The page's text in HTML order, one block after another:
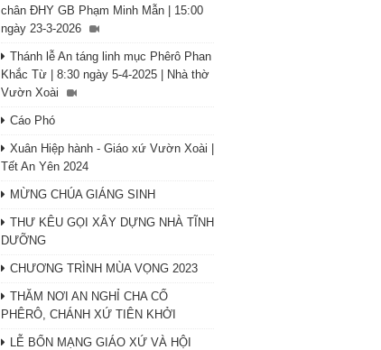
chân ĐHY GB Phạm Minh Mẫn | 15:00
ngày 23-3-2026
Thánh lễ An táng linh mục Phêrô Phan
Khắc Từ | 8:30 ngày 5-4-2025 | Nhà thờ
Vườn Xoài
Cáo Phó
Xuân Hiệp hành - Giáo xứ Vườn Xoài |
Tết An Yên 2024
MỪNG CHÚA GIÁNG SINH
THƯ KÊU GỌI XÂY DỰNG NHÀ TĨNH
DƯỠNG
CHƯƠNG TRÌNH MÙA VỌNG 2023
THĂM NƠI AN NGHỈ CHA CỐ
PHÊRÔ, CHÁNH XỨ TIÊN KHỞI
LỄ BỔN MẠNG GIÁO XỨ VÀ HỘI